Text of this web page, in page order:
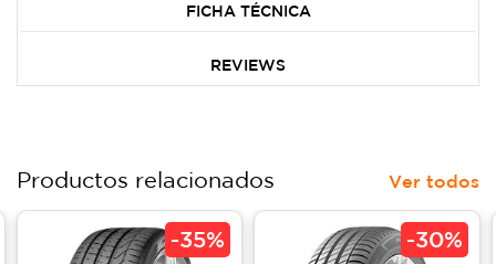
FICHA TÉCNICA
REVIEWS
Productos relacionados Ver todos
-35% -30%